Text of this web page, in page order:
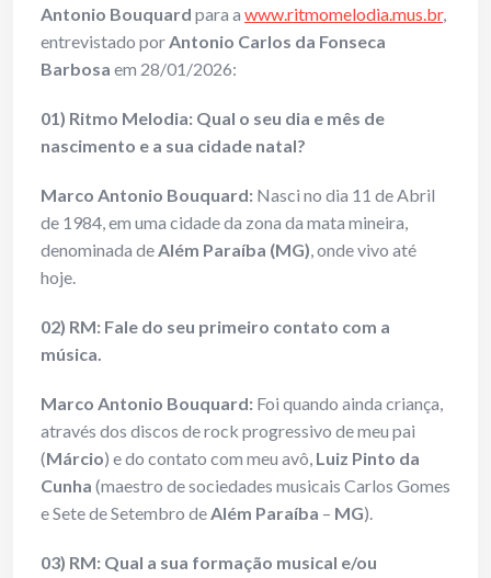
Antonio Bouquard para a www.ritmomelodia.mus.br,
entrevistado porAntonio Carlos da Fonseca
Barbosa em 28/01/2026:
01) Ritmo Melodia: Qual o seu dia e mês de
nascimento e a sua cidade natal?
Marco Antonio Bouquard: Nasci no dia 11 de Abril
de 1984, em uma cidade da zona da mata mineira,
denominada deAlém Paraíba (MG), onde vivo até
hoje.
02) RM: Fale do seu primeiro contato com a
música.
Marco Antonio Bouquard: Foi quando ainda criança,
através dos discos de rock progressivo de meu pai
(Márcio) e do contato com meu avô, Luiz Pinto da
Cunha (maestro de sociedades musicais Carlos Gomes
e Sete de Setembro deAlém Paraíba – MG).
03) RM: Qual a sua formação musical e/ou